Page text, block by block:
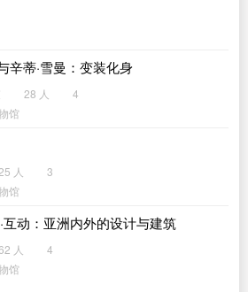
辛蒂·雪曼：变装化身
28 人
4
馆
25 人
3
馆
互动：亚洲内外的设计与建筑
人
4
馆